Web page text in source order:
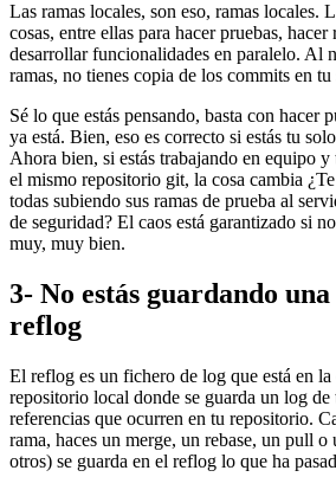
Las ramas locales, son eso, ramas locales.
cosas, entre ellas para hacer pruebas,
desarrollar funcionalidades en paralelo. Al
ramas, no tienes copia de los commits en
Sé lo que estás pensando, basta con hacer
ya está. Bien, eso es correcto si estás tu
Ahora bien, si estás trabajando en equipo
el mismo repositorio git, la cosa cambia
todas subiendo sus ramas de prueba al
de seguridad? El caos está garantizado si
muy, muy bien.
3- No estás guardando
reflog
El reflog es un fichero de log que está en la
repositorio local donde se guarda un log de
referencias que ocurren en tu repositorio.
rama, haces un merge, un rebase, un pull
otros) se guarda en el reflog lo que ha